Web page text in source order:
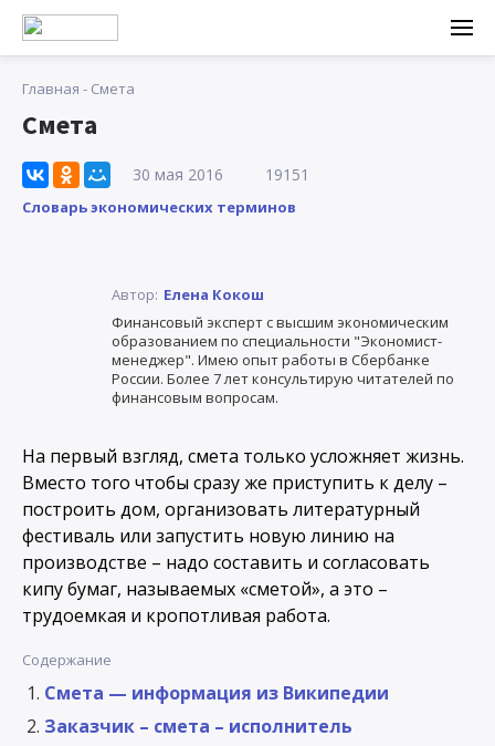
Главная - Смета
Смета
30 мая 2016 19151
Словарь экономических терминов
Автор: Елена Кокош
Финансовый эксперт с высшим экономическим
образованием по специальности "Экономист-
менеджер". Имею опыт работы в Сбербанке
России. Более 7 лет консультирую читателей по
финансовым вопросам.
На первый взгляд, смета только усложняет жизнь.
Вместо того чтобы сразу же приступить к делу –
построить дом, организовать литературный
фестиваль или запустить новую линию на
производстве – надо составить и согласовать
кипу бумаг, называемых «сметой», а это –
трудоемкая и кропотливая работа.
Содержание
Смета — информация из Википедии
Заказчик – смета – исполнитель